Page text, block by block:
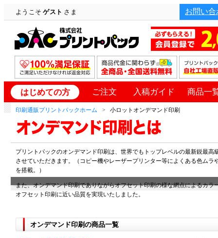
ようこそゲスト さま お問い合
はじめての方 ご注文 入稿ガイド 商品一
印刷通販プリントパックホーム 小ロットオンデマンド印刷
プリントパックのオンデマンド印刷は、世界でもトップレベルの最新鋭最
させていただきます。（コピー機やレーザープリンター等によくある色ム
を搭載。）
また、オンデマンド印刷でありながらオフセット印刷の様な網点によるカ
オフセット印刷に近い品質を実現いたしました。
オンデマンド印刷の商品一覧